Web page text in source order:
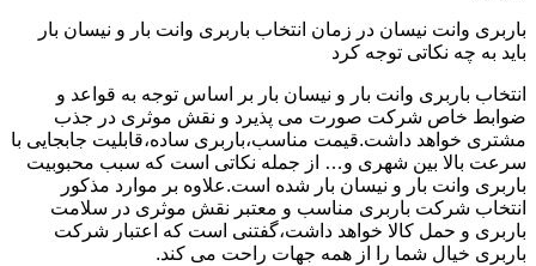
باربری وانت نیسان در زمان انتخاب باربری وانت بار و نیسان بار
باید به چه نکاتی توجه کرد
انتخاب باربری وانت بار و نیسان بار بر اساس توجه به قواعد و
ضوابط خاص شرکت صورت می پذیرد و نقش موثری در جذب
مشتری خواهد داشت.قیمت مناسب،باربری ساده،قابلیت جابجایی با
سرعت بالا بین شهری و… از جمله نکاتی است که سبب محبوبیت
باربری وانت بار و نیسان بار شده است.علاوه بر موارد مذکور
انتخاب شرکت باربری مناسب و معتبر نقش موثری در سلامت
باربری و حمل کالا خواهد داشت،گفتنی است که اعتبار شرکت
باربری خیال شما را از همه جهات راحت می کند.